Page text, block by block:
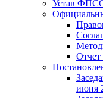
Устав
июня